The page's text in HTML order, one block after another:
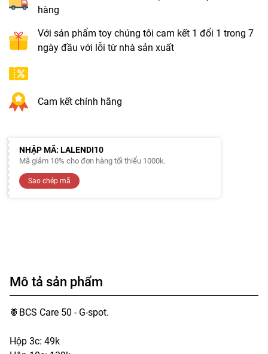
hàng
Với sản phẩm toy chúng tôi cam kết 1 đổi 1 trong 7
ngày đầu với lỗi từ nhà sản xuất
Cam kết chính hãng
NHẬP MÃ: LALENDI10
Mã giảm 10% cho đơn hàng tối thiểu 1000k.
Sao chép mã
Mô tả sản phẩm
🍍BCS Care 50 - G-spot.
Hộp 3c: 49k